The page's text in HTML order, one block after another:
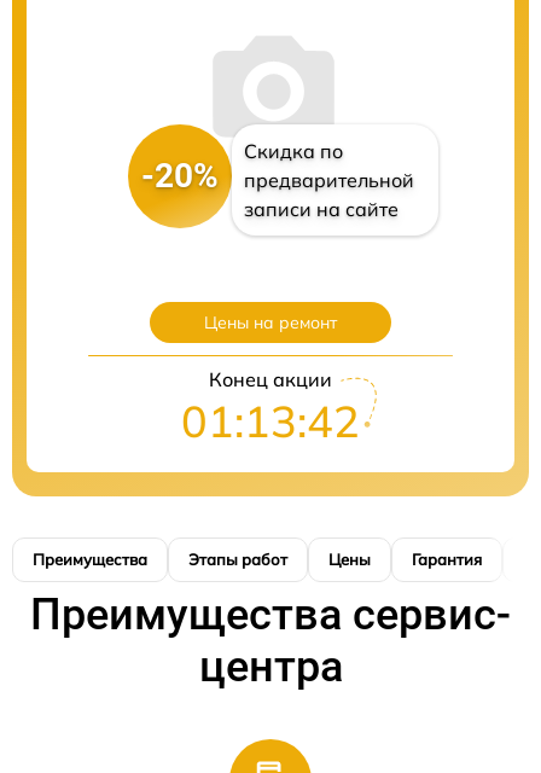
-20%
Скидка по
предварительной
записи на сайте
Цены на ремонт
Конец акции
01:13:40
Преимущества Этапы работ Цены Гарантия
Преимущества сервис-
центра